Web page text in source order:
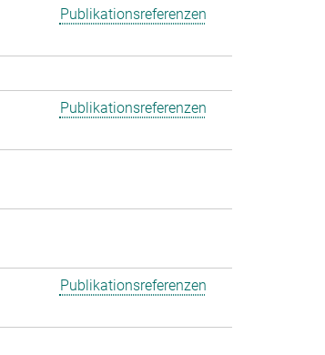
Publikationsreferenzen
Publikationsreferenzen
Publikationsreferenzen